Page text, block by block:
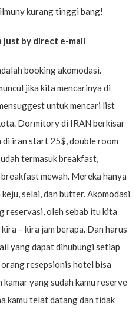
kurang tinggi bang!
just by direct e-mail
booking akomodasi.
jika kita mencarinya di
untuk mencari list
Dormitory di IRAN berkisar
iran start 25$, double room
termasuk breakfast,
mewah. Mereka hanya
selai, dan butter. Akomodasi
reservasi, oleh sebab itu kita
– kira jam berapa. Dan harus
yang dapat dihubungi setiap
resepsionis hotel bisa
kamar yang sudah kamu reserve
kamu telat datang dan tidak